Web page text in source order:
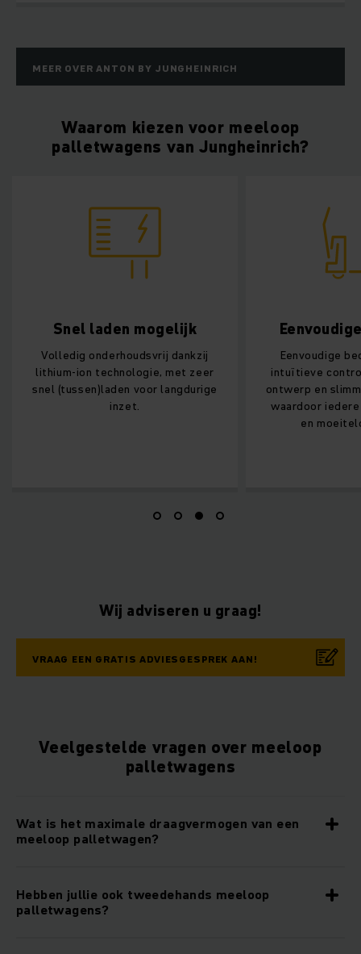
MEER OVER ANTON BY JUNGHEINRICH
Waarom kiezen voor meeloop
palletwagens van Jungheinrich?
Snel laden mogelijk
Volledig onderhoudsvrij dankzij
lithium‑ion technologie, met zeer
snel (tussen)laden voor langdurige
inzet.
Eenvoudige
intuïtieve
ontwerp en
waardoor
en
Wij adviseren u graag!
VRAAG EEN GRATIS ADVIESGESPREK AAN!
Veelgestelde vragen over meeloop
palletwagens
Wat is het maximale draagvermogen van een
meeloop palletwagen?
Hebben jullie ook tweedehands meeloop
palletwagens?